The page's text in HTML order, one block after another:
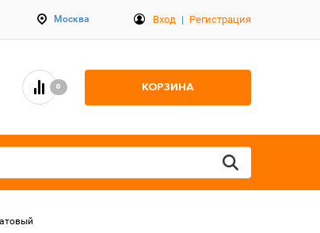
Москва Вход | Регистрация
0 КОРЗИНА